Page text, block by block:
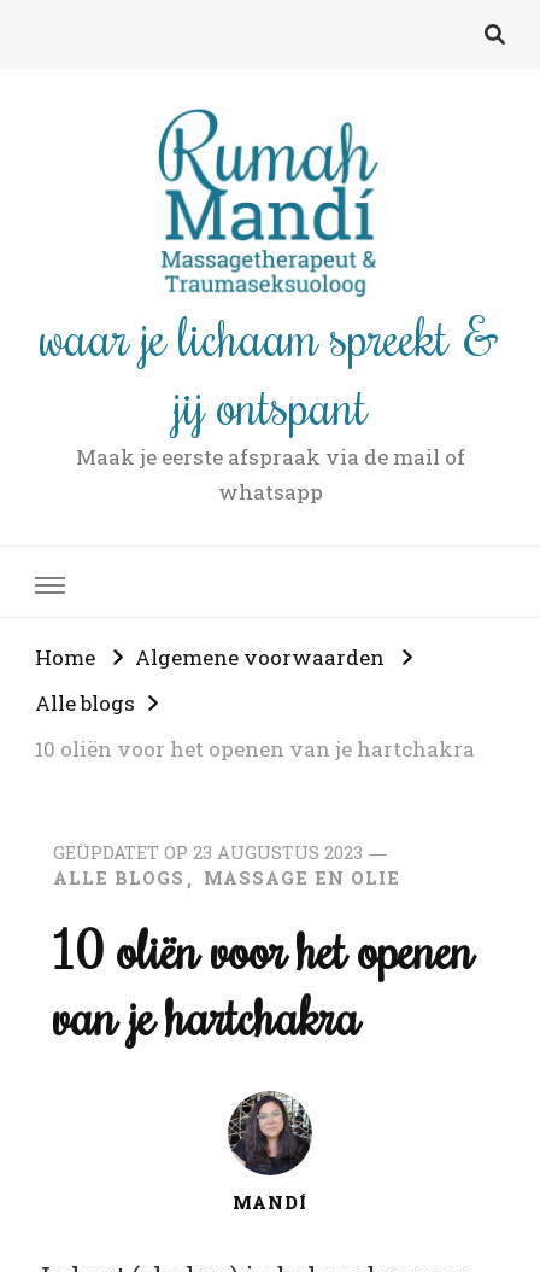
waar je lichaam spreekt &
jij ontspant
Maak je eerste afspraak via de mail of
whatsapp
Home
Algemene voorwaarden
Alle blogs
10 oliën voor het openen van je hartchakra
GEÜPDATET OP 23 AUGUSTUS 2023
ALLE BLOGS
MASSAGE EN OLIE
10 oliën voor het openen
van je hartchakra
MANDÍ